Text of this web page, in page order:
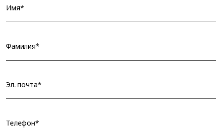
Имя*
Фамилия*
Эл. почта*
Телефон*